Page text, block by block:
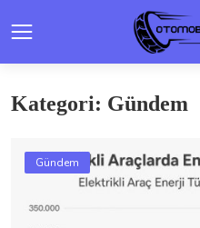
Kategori: Gündem
Gündem